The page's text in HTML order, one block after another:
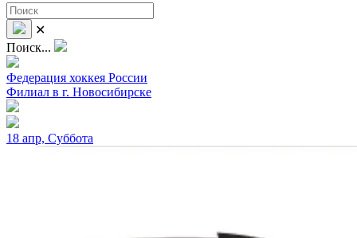
✕
Поиск...
Федерация хоккея России
Филиал в г. Новосибирске
18 апр, Суббота